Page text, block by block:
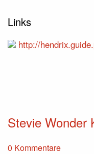
Links
http://
Stevie Wonder
0 Kommentare